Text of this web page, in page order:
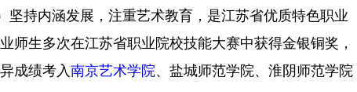
持内涵发展，注重艺术教育，是江苏省优质特色职业
师生多次在江苏省职业院校技能大赛中获得金银铜奖，
成绩考入南京艺术学院、盐城师范学院、淮阴师范学院